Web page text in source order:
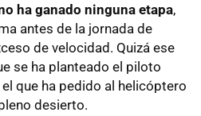
ha ganado ninguna etapa,
antes de la jornada de
de velocidad. Quizá ese
se ha planteado el piloto
que ha pedido al helicóptero
desierto.